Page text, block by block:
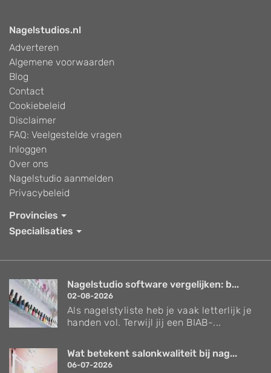
Nagelstudios.nl
Adverteren
Algemene voorwaarden
Blog
Contact
Cookiebeleid
Disclaimer
FAQ: Veelgestelde vragen
Inloggen
Over ons
Nagelstudio aanmelden
Privacybeleid
Provincies
Specialisaties
Nagelstudio software vergelijken: b...
02-08-2026
Als nagelstyliste heb je vaak letterlijk je
handen vol. Terwijl jij een BIAB-...
Wat betekent salonkwaliteit bij nag...
06-07-2026